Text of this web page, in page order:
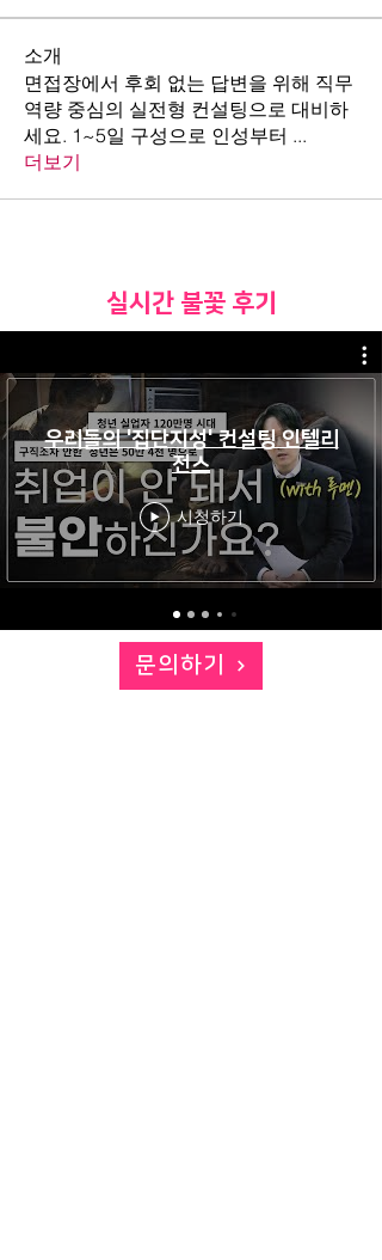
소개
면접장에서 후회 없는 답변을 위해 직무
역량 중심의 실전형 컨설팅으로 대비하
세요. 1~5일 구성으로 인성부터 ...
더보기
​실시간 불꽃 후기
우리들의 '집단지성' 컨설팅 인텔리
전스
시청하기
문의하기